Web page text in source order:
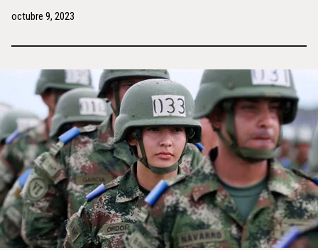
octubre 9, 2023